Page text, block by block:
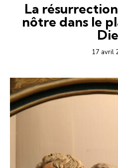
La
nôtre dans le
17 avril